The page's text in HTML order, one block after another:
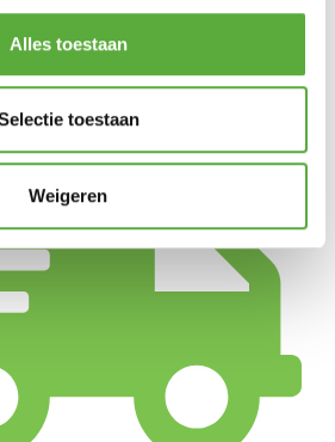
Alles toestaan
toestaan
Weigeren